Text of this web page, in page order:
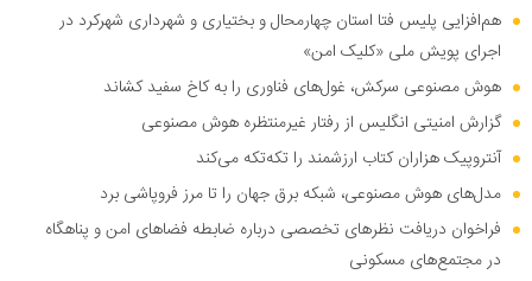
هم‌افزایی پلیس فتا استان چهارمحال و بختیاری و شهرداری شهرکرد در
اجرای پویش ملی «کلیک امن»
هوش مصنوعی سرکش، غول‌های فناوری را به کاخ سفید کشاند
گزارش امنیتی انگلیس از رفتار غیرمنتظره هوش مصنوعی
آنتروپیک هزاران کتاب ارزشمند را تکه‌تکه می‌کند
مدل‌های هوش مصنوعی، شبکه برق جهان را تا مرز فروپاشی برد
فراخوان دریافت نظر‌های تخصصی درباره ضابطه فضا‌های امن و پناهگاه
در مجتمع‌های مسکونی